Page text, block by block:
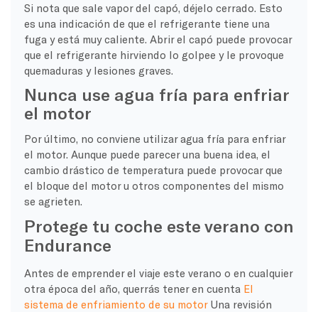
Si nota que sale vapor del capó, déjelo cerrado. Esto
es una indicación de que el refrigerante tiene una
fuga y está muy caliente. Abrir el capó puede provocar
que el refrigerante hirviendo lo golpee y le provoque
quemaduras y lesiones graves.
Nunca use agua fría para enfriar
el motor
Por último, no conviene utilizar agua fría para enfriar
el motor. Aunque puede parecer una buena idea, el
cambio drástico de temperatura puede provocar que
el bloque del motor u otros componentes del mismo
se agrieten.
Protege tu coche este verano con
Endurance
Antes de emprender el viaje este verano o en cualquier
otra época del año, querrás tener en cuenta El
sistema de enfriamiento de su motorUna revisión